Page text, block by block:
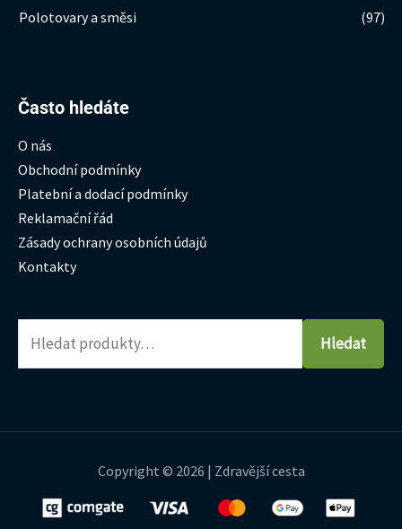
Polotovary a směsi
(97)
Často hledáte
O nás
Obchodní podmínky
Platební a dodací podmínky
Reklamační řád
Zásady ochrany osobních údajů
Kontakty
Hledat:
Hledat
Copyright © 2026 | Zdravější cesta